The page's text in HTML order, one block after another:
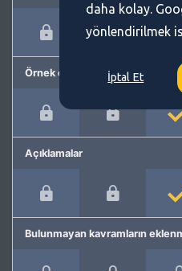
Örnek cümleler
Açıklamalar
Bulunmayan kavramların
daha kolay.
yönlendirilmek
İptal Et